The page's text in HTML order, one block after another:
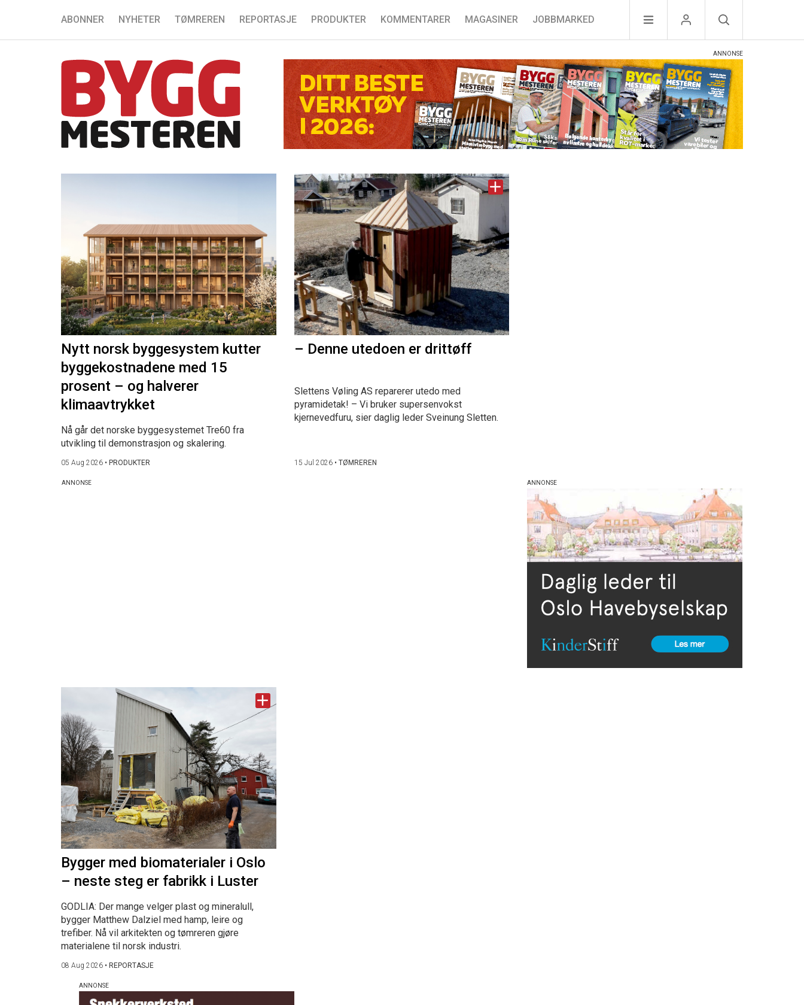
ABONNER NYHETER TØMREREN REPORTASJE PRODUKTER KOMMENTARER MAGASINER JOBBMARKED
Nytt norsk byggesystem kutter
byggekostnadene med 15
prosent – og halverer
klimaavtrykket
Nå går det norske byggesystemet Tre60 fra
utvikling til demonstrasjon og skalering.
05 Aug 2026 • PRODUKTER
– Denne utedoen er drittøff
Slettens Vøling AS reparerer utedo med
pyramidetak! – Vi bruker supersenvokst
kjernevedfuru, sier daglig leder Sveinung Sletten.
15 Jul 2026• TØMREREN
Bygger med biomaterialer i Oslo
– neste steg er fabrikk i Luster
GODLIA: Der mange velger plast og mineralull,
bygger Matthew Dalziel med hamp, leire og
trefiber. Nå vil arkitekten og tømreren gjøre
materialene til norsk industri.
08 Aug 2026 • REPORTASJE